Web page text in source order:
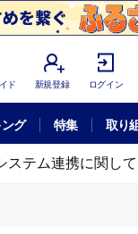
ド 新規登録 ログイン
グ 特集 取り
ステム連携に関して